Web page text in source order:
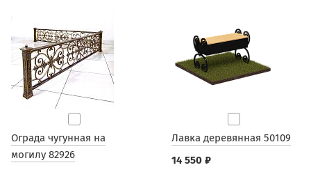
Ограда чугунная на
могилу 82926
Лавка деревянная 50109
14 550 ₽